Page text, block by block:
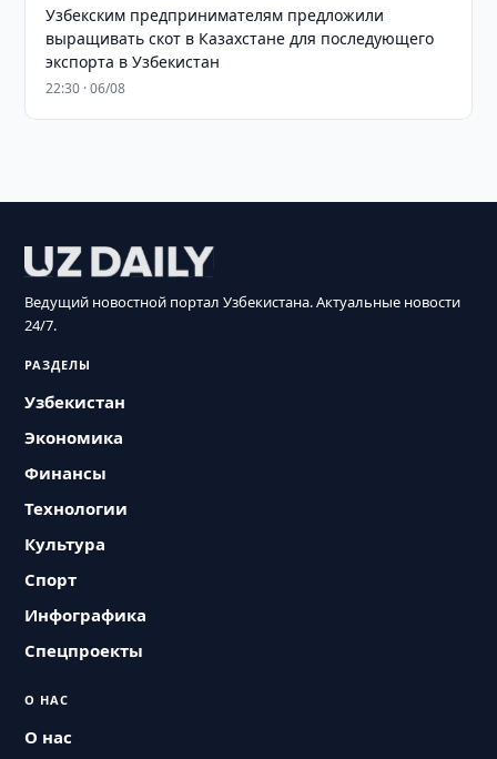
Узбекским предпринимателям предложили
выращивать скот в Казахстане для последующего
экспорта в Узбекистан
22:30 · 06/08
Ведущий новостной портал Узбекистана. Актуальные новости
24/7.
РАЗДЕЛЫ
Узбекистан
Экономика
Финансы
Технологии
Культура
Спорт
Инфографика
Спецпроекты
О НАС
О нас